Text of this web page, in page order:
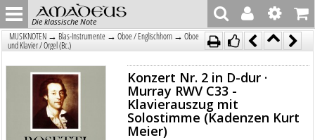
Die klassische Note
MUSIKNOTEN → Blas-Instrumente → Oboe / Englischhorn → Oboe
und Klavier / Orgel (Bc.)
Konzert Nr. 2 in D-dur ·
Murray RWV C33 -
Klavierauszug mit
Solostimme (Kadenzen Kurt
Meier)